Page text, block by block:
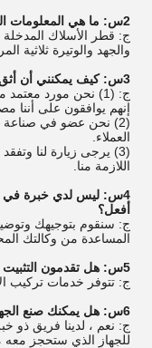
2س: ما هي المعلومات التي تحتاجها قبل تقديم العرض؟
ج: قطر الأسلاك
والجهد والوتيرة ثلاثية
3س: كيف يمكنني أن أثق بك وأدفع لك؟
إنهم يوافقون على أننا
(2) نحن عضو في صناعة
العملاء.
(3) يرجى زيارة لنا
اللازمة منا.
4س: ليس لدي خبرة في
أفعل؟
ج: سنقوم بتوجيهك
المساعدة من وكالتك
5س: هل تقدمون التثبيت والتصحيح في الخارج؟
ج: تتوفر خدمات تركيب
6س: هل يمكنك صنع الجهاز وفقاً لتصميمي أو النموذج الأولي؟
ج: نعم ، لدينا فريق ذو
للجهاز الذي ستحجز معه